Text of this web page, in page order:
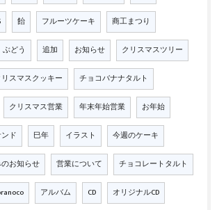
飴 フルーツケーキ 商工まつり
ぶどう 追加 お知らせ クリスマスツリー
スマスクッキー チョコバナナタルト
クリスマス営業 年末年始営業 お年始
ド 巳年 イラスト 今週のケーキ
お知らせ 営業について チョコレートタルト
アルバム CD オリジナルCD